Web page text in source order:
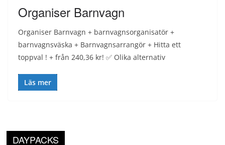
Organiser Barnvagn
Organiser Barnvagn + barnvagnsorganisatör +
barnvagnsväska + Barnvagnsarrangör + Hitta ett
toppval ! + från 240,36 kr! ✅ Olika alternativ
Läs mer
DAYPACKS